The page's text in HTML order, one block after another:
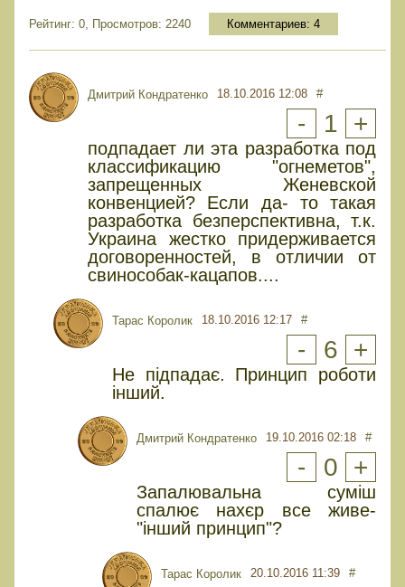
Рейтинг: 0, Просмотров: 2240 Комментариев: 4
Дмитрий Кондратенко 18.10.2016 12:08 #
- 1 +
подпадает ли эта разработка под
классификацию "огнеметов",
запрещенных Женевской
конвенцией? Если да- то такая
разработка безперспективна, т.к.
Украина жестко придерживается
договоренностей, в отличии от
свинособак-кацапов....
Тарас Королик 18.10.2016 12:17 #
- 6 +
Не підпадає. Принцип роботи
інший.
Дмитрий Кондратенко 19.10.2016 02:18 #
- 0 +
Запалювальна суміш
спалює нахєр все живе-
"інший принцип"?
Тарас Королик 20.10.2016 11:39 #